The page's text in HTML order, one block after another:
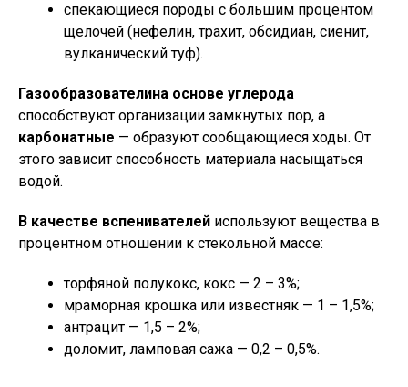
спекающиеся породы с большим процентом
щелочей (нефелин, трахит, обсидиан, сиенит,
вулканический туф).
Газообразователина основе углерода
способствуют организации замкнутых пор, а
карбонатные — образуют сообщающиеся ходы. От
этого зависит способность материала насыщаться
водой.
В качестве вспенивателей используют вещества в
процентном отношении к стекольной массе:
торфяной полукокс, кокс — 2 – 3%;
мраморная крошка или известняк — 1 – 1,5%;
антрацит — 1,5 – 2%;
доломит, ламповая сажа — 0,2 – 0,5%.